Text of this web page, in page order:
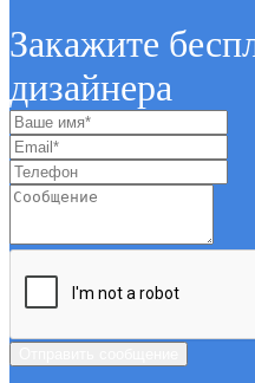
Закажите
дизайнера